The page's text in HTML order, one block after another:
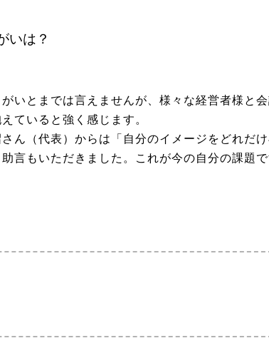
いは？
いとまでは言えませんが、様々な経営者様と
ていると強く感じます。
ん（代表）からは「自分のイメージをどれだ
言もいただきました。これが今の自分の課題で